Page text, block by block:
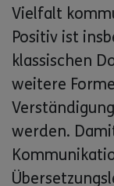
Vielfalt
Positiv ist
klassischen
weitere
werden.